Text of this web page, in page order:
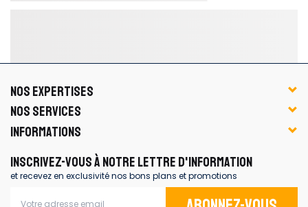
NOS EXPERTISES
NOS SERVICES
INFORMATIONS
INSCRIVEZ-VOUS À NOTRE LETTRE D'INFORMATION
et recevez en exclusivité nos bons plans et promotions